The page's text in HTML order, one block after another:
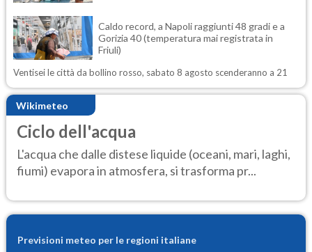
Caldo record, a Napoli raggiunti 48 gradi e a
Gorizia 40 (temperatura mai registrata in
Friuli)
Ventisei le città da bollino rosso, sabato 8 agosto scenderanno a 21
Wikimeteo
Ciclo dell'acqua
L'acqua che dalle distese liquide (oceani, mari, laghi,
fiumi) evapora in atmosfera, si trasforma pr...
Previsioni meteo per le regioni italiane